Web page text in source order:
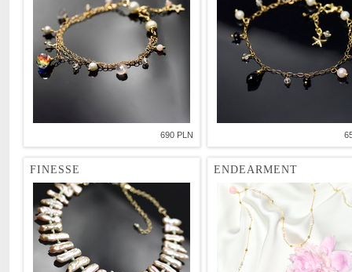
690 PLN
FINESSE ENDEARMENT